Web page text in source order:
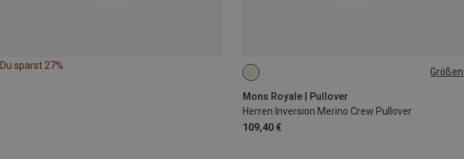
Du sparst 27%
Größen
Mons Royale | Pullover
Herren Inversion Merino Crew Pullover
109,40 €
S